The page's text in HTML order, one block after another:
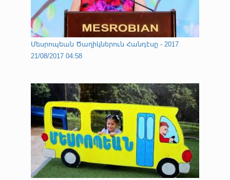
Մեսրոպեան Ծաղիկներուն Հանդէսը - 2017
21/08/2017 04:58